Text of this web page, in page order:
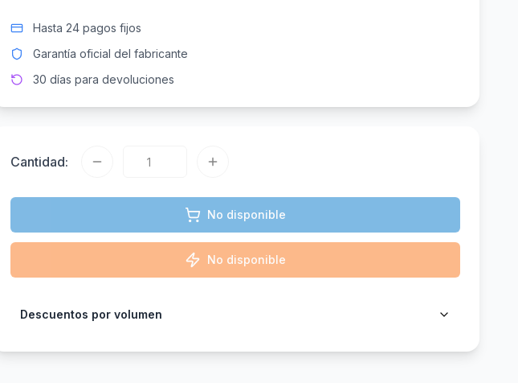
Hasta 24 pagos fijos
Garantía oficial del fabricante
30 días para devoluciones
Cantidad:
No disponible
No disponible
Descuentos por volumen